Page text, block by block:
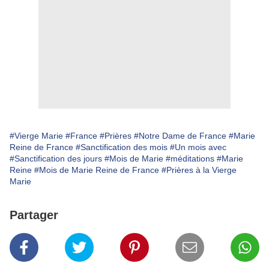
#Vierge Marie #France #Prières #Notre Dame de France #Marie
Reine de France #Sanctification des mois #Un mois avec
#Sanctification des jours #Mois de Marie #méditations #Marie
Reine #Mois de Marie Reine de France #Prières à la Vierge
Marie
Partager